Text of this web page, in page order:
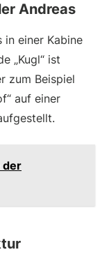
Andreas
in einer Kabine
„Kugl“ ist
zum Beispiel
auf einer
der